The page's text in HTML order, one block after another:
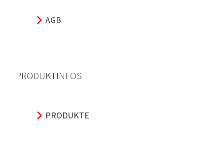
AGB
PRODUKTINFOS
PRODUKTE